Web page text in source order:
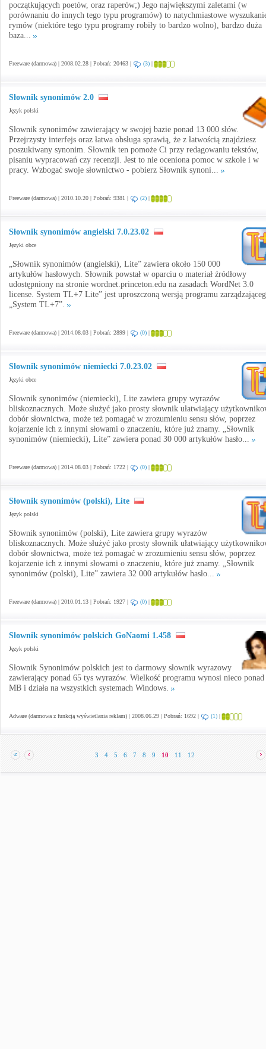
początkujących poetów, oraz raperów;) Jego największymi zaletami (w
porównaniu do innych tego typu programów) to natychmiastowe
rymów (niektóre tego typu programy robiły to bardzo wolno), bardzo duża
baza...
Freeware (darmowa) | 2008.02.28 | Pobrań: 20463 | (3) |
Słownik synonimów 2.0
Język polski
Słownik synonimów zawierający w swojej bazie ponad 13 000 słów.
Przejrzysty interfejs oraz łatwa obsługa sprawią, że z łatwością znajdziesz
poszukiwany synonim. Słownik ten pomoże Ci przy redagowaniu tekstów,
pisaniu wypracowań czy recenzji. Jest to nie oceniona pomoc w szkole i w
pracy. Wzbogać swoje słownictwo - pobierz Słownik synoni...
Freeware (darmowa) | 2010.10.20 | Pobrań: 9381 | (2) |
Słownik synonimów angielski 7.0.23.02
Języki obce
„Słownik synonimów (angielski), Lite” zawiera około 150 000
artykułów hasłowych. Słownik powstał w oparciu o materiał źródłowy
udostępniony na stronie wordnet.princeton.edu na zasadach WordNet 3.0
license. System TL+7 Lite” jest uproszczoną wersją programu
„System TL+7”.
Freeware (darmowa) | 2014.08.03 | Pobrań: 2899 | (0) |
Słownik synonimów niemiecki 7.0.23.02
Języki obce
Słownik synonimów (niemiecki), Lite zawiera grupy wyrazów
bliskoznacznych. Może służyć jako prosty słownik ułatwiający
dobór słownictwa, może też pomagać w zrozumieniu sensu słów, poprzez
kojarzenie ich z innymi słowami o znaczeniu, które już znamy. „Słownik
synonimów (niemiecki), Lite” zawiera ponad 30 000 artykułów hasło...
Freeware (darmowa) | 2014.08.03 | Pobrań: 1722 | (0) |
Słownik synonimów (polski), Lite
Język polski
Słownik synonimów (polski), Lite zawiera grupy wyrazów
bliskoznacznych. Może służyć jako prosty słownik ułatwiający
dobór słownictwa, może też pomagać w zrozumieniu sensu słów, poprzez
kojarzenie ich z innymi słowami o znaczeniu, które już znamy. „Słownik
synonimów (polski), Lite” zawiera 32 000 artykułów hasło...
Freeware (darmowa) | 2010.01.13 | Pobrań: 1927 | (0) |
Słownik synonimów polskich GoNaomi 1.458
Język polski
Słownik Synonimów polskich jest to darmowy słownik wyrazowy
zawierający ponad 65 tys wyrazów. Wielkość programu wynosi nieco ponad
MB i działa na wszystkich systemach Windows.
Adware (darmowa z funkcją wyświetlania reklam) | 2008.06.29 | Pobrań: 1692 | (1) |
3 4 5 6 7 8 9 10 11 12